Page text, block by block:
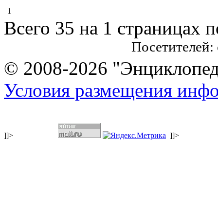
1
Всего 35 на 1 страницах
Посетителей:
© 2008-2026
Условия размещения
]]> ]]>